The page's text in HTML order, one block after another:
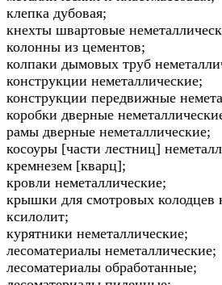
клепка дубовая;
кнехты швартовые
колонны из цементов;
колпаки дымовых труб
конструкции неметаллические;
конструкции передвижные
коробки дверные
рамы дверные неметаллические;
косоуры [части лестниц]
кремнезем [кварц];
кровли неметаллические;
крышки для смотровых колодцев
ксилолит;
курятники неметаллические;
лесоматериалы неметаллические;
лесоматериалы обработанные;